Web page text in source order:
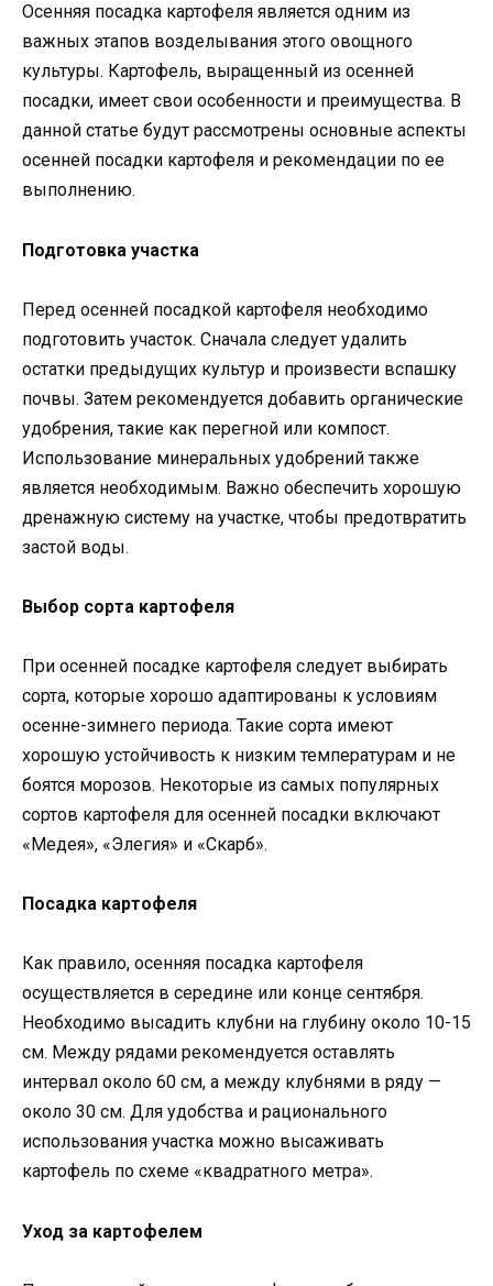
Осенняя посадка картофеля является одним из
важных этапов возделывания этого овощного
культуры. Картофель, выращенный из осенней
посадки, имеет свои особенности и преимущества. В
данной статье будут рассмотрены основные аспекты
осенней посадки картофеля и рекомендации по ее
выполнению.
Подготовка участка
Перед осенней посадкой картофеля необходимо
подготовить участок. Сначала следует удалить
остатки предыдущих культур и произвести вспашку
почвы. Затем рекомендуется добавить органические
удобрения, такие как перегной или компост.
Использование минеральных удобрений также
является необходимым. Важно обеспечить хорошую
дренажную систему на участке, чтобы предотвратить
застой воды.
Выбор сорта картофеля
При осенней посадке картофеля следует выбирать
сорта, которые хорошо адаптированы к условиям
осенне-зимнего периода. Такие сорта имеют
хорошую устойчивость к низким температурам и не
боятся морозов. Некоторые из самых популярных
сортов картофеля для осенней посадки включают
«Медея», «Элегия» и «Скарб».
Посадка картофеля
Как правило, осенняя посадка картофеля
осуществляется в середине или конце сентября.
Необходимо высадить клубни на глубину около 10-15
см. Между рядами рекомендуется оставлять
интервал около 60 см, а между клубнями в ряду —
около 30 см. Для удобства и рационального
использования участка можно высаживать
картофель по схеме «квадратного метра».
Уход за картофелем